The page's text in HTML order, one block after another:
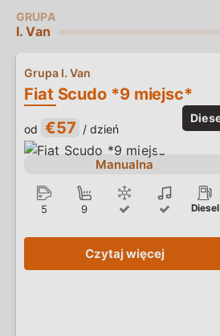
I. Van
Fiat Scudo *9 miejsc*
Grupa I. Van
od €57 / dzień
Manualna
5 9 Diesel
Czytaj więcej